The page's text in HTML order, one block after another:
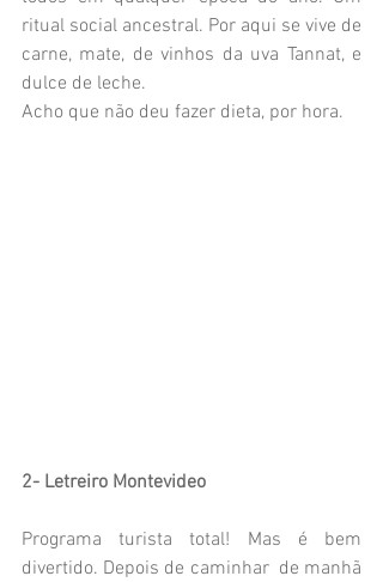
ritual social ancestral. Por aqui se vive de
carne, mate, de vinhos da uva Tannat, e
dulce de leche.
Acho que não deu fazer dieta, por hora.
2- Letreiro Montevideo
Programa turista total! Mas é bem
divertido. Depois de caminhar  de manhã